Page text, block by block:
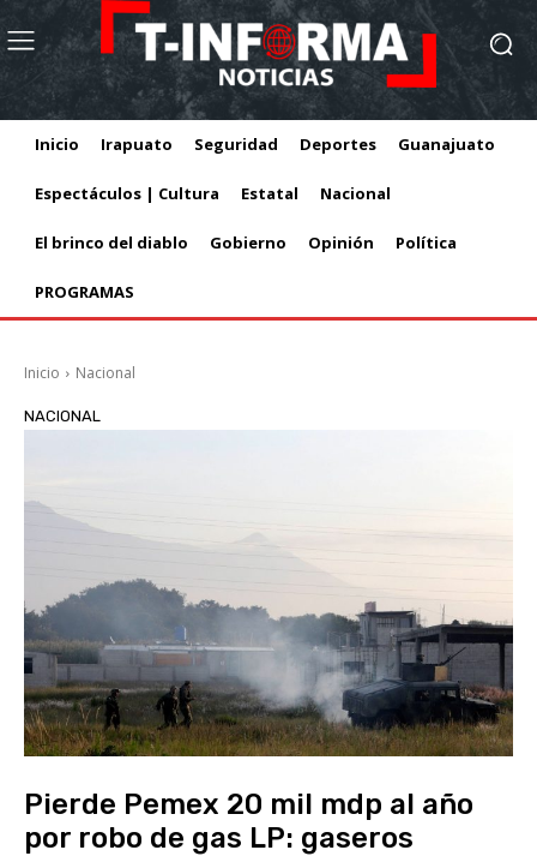
Inicio Irapuato Seguridad Deportes Guanajuato
Espectáculos | Cultura Estatal Nacional
El brinco del diablo Gobierno Opinión Política
PROGRAMAS
Inicio Nacional
NACIONAL
Pierde Pemex 20 mil mdp al año
por robo de gas LP: gaseros